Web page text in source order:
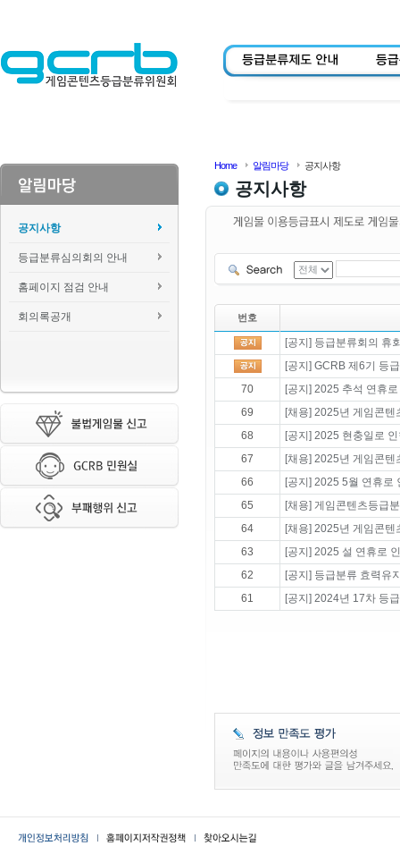
공지사항
등급분류심의회의 안내
홈페이지 점검 안내
회의록공개
Home 알림마당 공지사항
공지사항
번호
[공지] 등급분류회의 휴
[공지] GCRB 제6기 등
70
[공지] 2025 추석 연휴
69
[채용] 2025년 게임콘
68
[공지] 2025 현충일로
67
[채용] 2025년 게임콘
66
[공지] 2025 5월 연휴로
65
[채용] 게임콘텐츠등급
64
[채용] 2025년 게임콘
63
[공지] 2025 설 연휴로
62
[공지] 등급분류 효력유
61
[공지] 2024년 17차 등